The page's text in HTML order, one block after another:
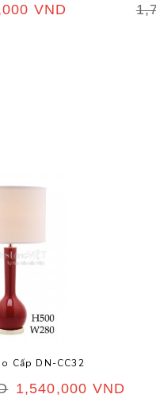
VND
Cấp DN-CC32
1,540,000 VND